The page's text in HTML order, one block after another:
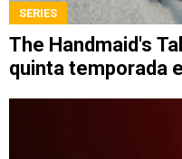
SERIES
The Handmaid's
quinta temporada